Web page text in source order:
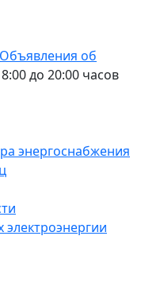
Объявления об
8:00 до 20:00 часов
энергоснабжения